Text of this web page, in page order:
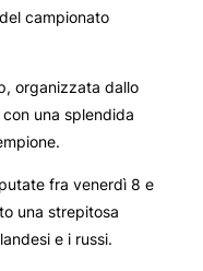
campionato
organizzata dallo
una splendida
fra venerdì 8 e
una strepitosa
e i russi.